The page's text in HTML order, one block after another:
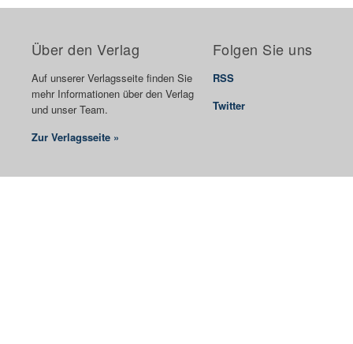
Über den Verlag
Auf unserer Verlagsseite finden Sie
mehr Informationen über den Verlag
und unser Team.
Zur Verlagsseite »
Folgen Sie uns
RSS
Twitter